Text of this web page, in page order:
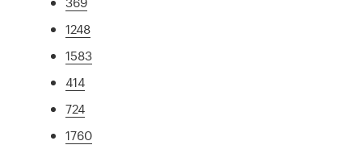
1248
1583
414
724
1760